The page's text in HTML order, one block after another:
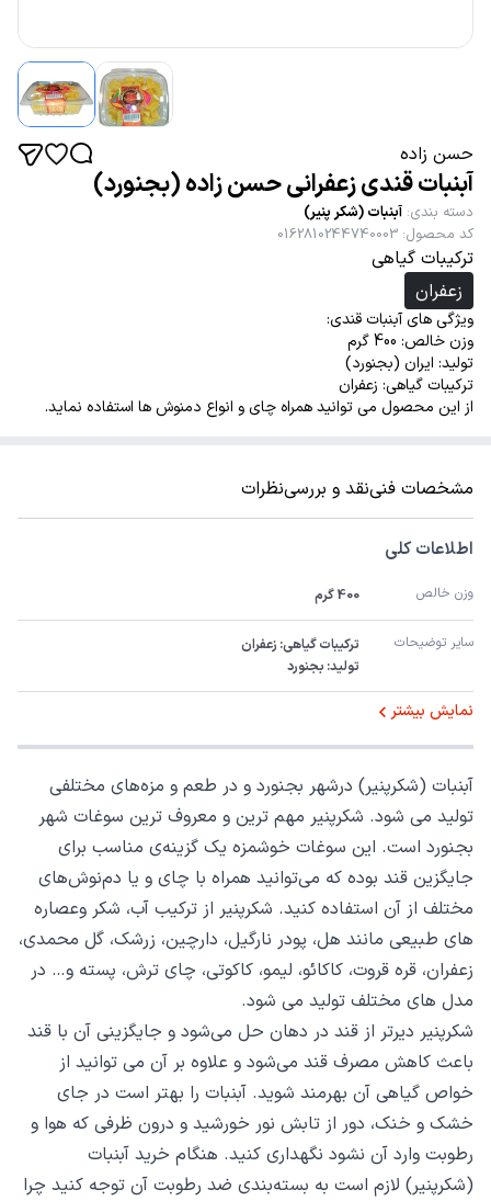
حسن زاده
آبنبات قندی زعفرانی حسن زاده (بجنورد)
دسته بندی: آبنبات (شکر پنیر)
کد محصول:
0162810244740003
ترکیبات گیاهی
زعفران
ویژگی های آبنبات قندی:
وزن خالص: 400 گرم
تولید: ایران (بجنورد)
ترکیبات گیاهی: زعفران
از این محصول می توانید همراه چای و انواع دمنوش ها استفاده نماید.
مشخصات فنینقد و بررسینظرات
اطلاعات کلی
وزن خالص 400 گرم
سایر توضیحات
تولید: بجنورد
نمایش بیشتر
آبنبات (شکرپنیر) درشهر بجنورد و در طعم و مزه‌های مختلفی
تولید می شود. شکرپنیر مهم ترین و معروف ترین سوغات شهر
بجنورد است. این سوغات خوشمزه یک گزینه‌ی مناسب برای
جایگزین قند بوده که می‌توانید همراه با چای و یا دم‌نوش‌های
مختلف از آن استفاده کنید. شکرپنیر از ترکیب آب، شکر وعصاره
های طبیعی مانند هل، پودر نارگیل، دارچین، زرشک، گل محمدی،
زعفران، قره قروت، کاکائو، لیمو، کاکوتی، چای ترش، پسته و… در
مدل های مختلف تولید می شود.
شکرپنیر دیرتر از قند در دهان حل می‌شود و جایگزینی آن با قند
باعث کاهش مصرف قند می‌شود و علاوه بر آن می توانید از
خواص گیاهی آن بهرمند شوید. آبنبات را بهتر است در جای
خشک و خنک، دور از تابش نور خورشید و درون ظرفی که هوا و
رطوبت وارد آن نشود نگهداری کنید. هنگام خرید آبنبات
(شکرپنیر) لازم است به بسته‌بندی ضد رطوبت آن توجه کنید چرا